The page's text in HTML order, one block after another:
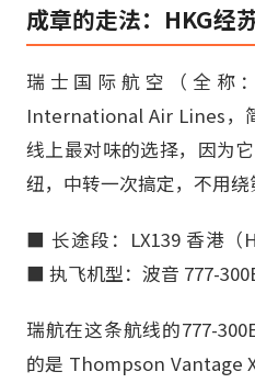
成章的走法：HKG经
瑞士国际航空（全称
International Air Lines，
线上最对味的选择，因为
纽，中转一次搞定，不用绕
■ 长途段：LX139 香港（
■ 执飞机型：波音 777-
瑞航在这条航线的777-
的是 Thompson Vantage